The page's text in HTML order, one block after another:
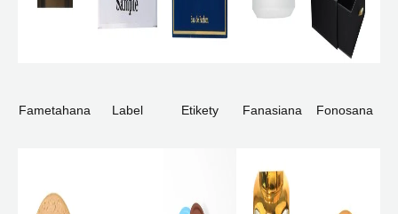
Fametahana
Label
Etikety
Fanasiana
Fonosana